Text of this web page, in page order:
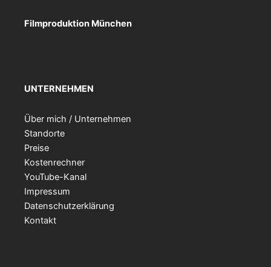
Filmproduktion München
UNTERNEHMEN
Über mich / Unternehmen
Standorte
Preise
Kostenrechner
YouTube-Kanal
Impressum
Datenschutzerklärung
Kontakt